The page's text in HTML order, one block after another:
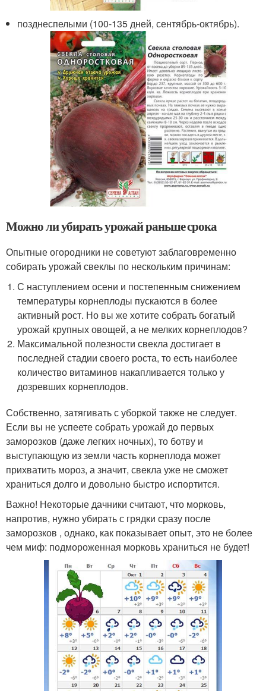
позднеспелыми (100-135 дней, сентябрь-октябрь).
Можно ли убирать урожай раньше срока
Опытные огородники не советуют заблаговременно
собирать урожай свеклы по нескольким причинам:
С наступлением осени и постепенным снижением
температуры корнеплоды пускаются в более
активный рост. Но вы же хотите собрать богатый
урожай крупных овощей, а не мелких корнеплодов?
Максимальной полезности свекла достигает в
последней стадии своего роста, то есть наиболее
количество витаминов накапливается только у
дозревших корнеплодов.
Собственно, затягивать с уборкой также не следует.
Если вы не успеете собрать урожай до первых
заморозков (даже легких ночных), то ботву и
выступающую из земли часть корнеплода может
прихватить мороз, а значит, свекла уже не сможет
храниться долго и довольно быстро испортится.
Важно! Некоторые дачники считают, что морковь,
напротив, нужно убирать с грядки сразу после
заморозков , однако, как показывает опыт, это не более
чем миф: подмороженная морковь храниться не будет!